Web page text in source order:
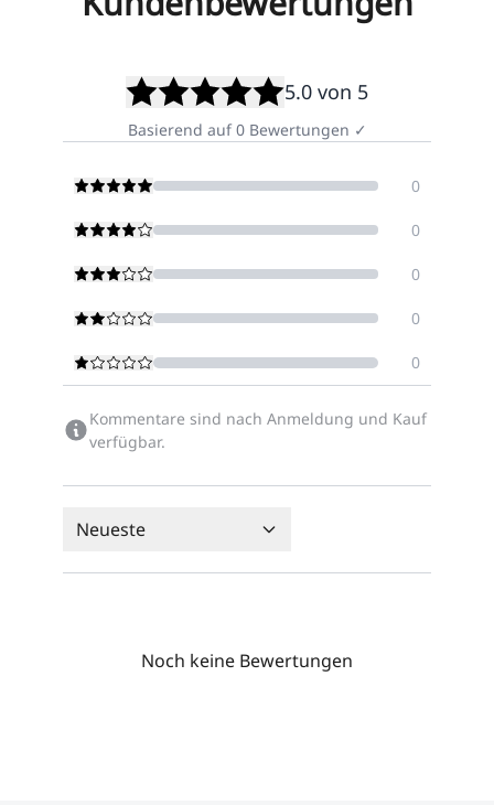
5.0 von 5
Basierend auf 0 Bewertungen ✓
0
0
0
0
0
Kommentare sind nach Anmeldung und Kauf
verfügbar.
Neueste
Noch keine Bewertungen